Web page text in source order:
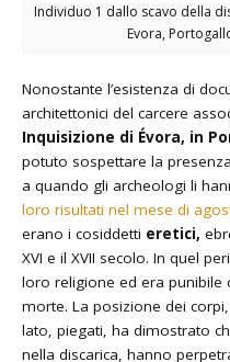
Individuo 1 dallo scavo della
Evora,
Nonostante l’esistenza di
architettonici del carcere
Inquisizione di Évora, in
potuto sospettare la
a quando gli archeologi li
loro risultati nel mese di
erano i cosiddetti eretici,
XVI e il XVII secolo. In quel
loro religione ed era punibile
morte. La posizione dei
lato, piegati, ha dimostrato
nella discarica, hanno